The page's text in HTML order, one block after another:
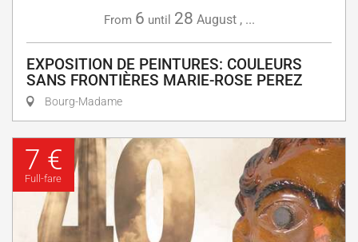
From 6 until 28 August, ...
EXPOSITION DE PEINTURES: COULEURS
SANS FRONTIÈRES MARIE-ROSE PEREZ
Bourg-Madame
7 €
Full-fare